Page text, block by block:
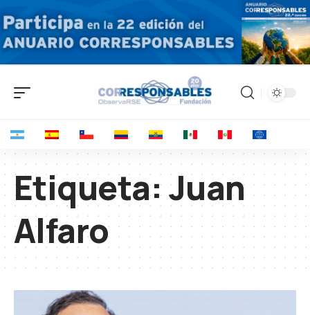
Etiqueta:Juan
Alfaro